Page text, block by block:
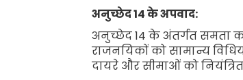
अनुच्छेद14के अपवाद:
अनुच्छेद14के अंतर्गत समता
राजनयिकों को सामान्य
दायरे और सीमाओं को